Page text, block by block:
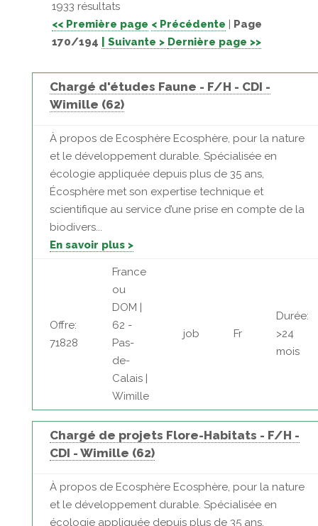
1933 résultats
<< Première page < Précédente | Page
170/194
| Suivante > Dernière page >>
Chargé d'études Faune - F/H - CDI -
Wimille (62)
À propos de Ecosphère Ecosphère, pour la nature
et le développement durable. Spécialisée en
écologie appliquée depuis plus de 35 ans,
Écosphère met son expertise technique et
scientifique au service d’une prise en compte de la
biodivers...
En savoir plus >
Offre:
71828
France
ou
DOM |
62 -
Pas-
de-
Calais |
Wimille
job Fr
Durée:
>24
mois
Chargé de projets Flore-Habitats - F/H -
CDI - Wimille (62)
À propos de Ecosphère Ecosphère, pour la nature
et le développement durable. Spécialisée en
écologie appliquée depuis plus de 35 ans,